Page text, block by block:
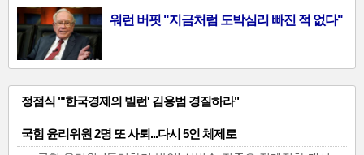
워런 버핏 "지금처럼 도박심리 빠진 적 없다"
일
반
기
정점식 "'한국경제의 빌런' 김용범 경질하라"
국힘 윤리위원 2명 또 사퇴...다시 5인 체제로